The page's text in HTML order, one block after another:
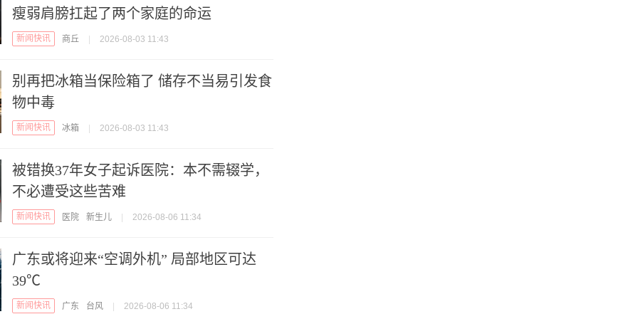
瘦弱肩膀扛起了两个家庭的命运
新闻快讯 商丘 2026-08-03 11:43
别再把冰箱当保险箱了 储存不当易引发食
物中毒
新闻快讯 冰箱 2026-08-03 11:43
被错换37年女子起诉医院：本不需辍学，
不必遭受这些苦难
新闻快讯 医院 新生儿 2026-08-06 11:34
广东或将迎来“空调外机” 局部地区可达
39℃
新闻快讯 广东 台风 2026-08-06 11:34